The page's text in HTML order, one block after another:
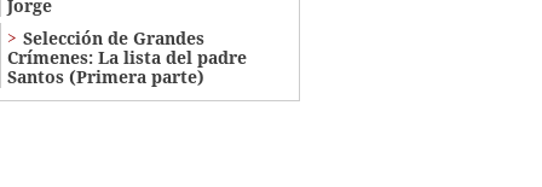
Jorge
Selección de Grandes
Crímenes: La lista del padre
Santos (Primera parte)